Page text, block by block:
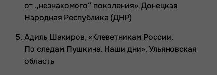
от „незнакомого“ поколения», Донецкая
Народная Республика (ДНР)
Адиль Шакиров, «Клеветникам России.
По следам Пушкина. Наши дни», Ульяновская
область